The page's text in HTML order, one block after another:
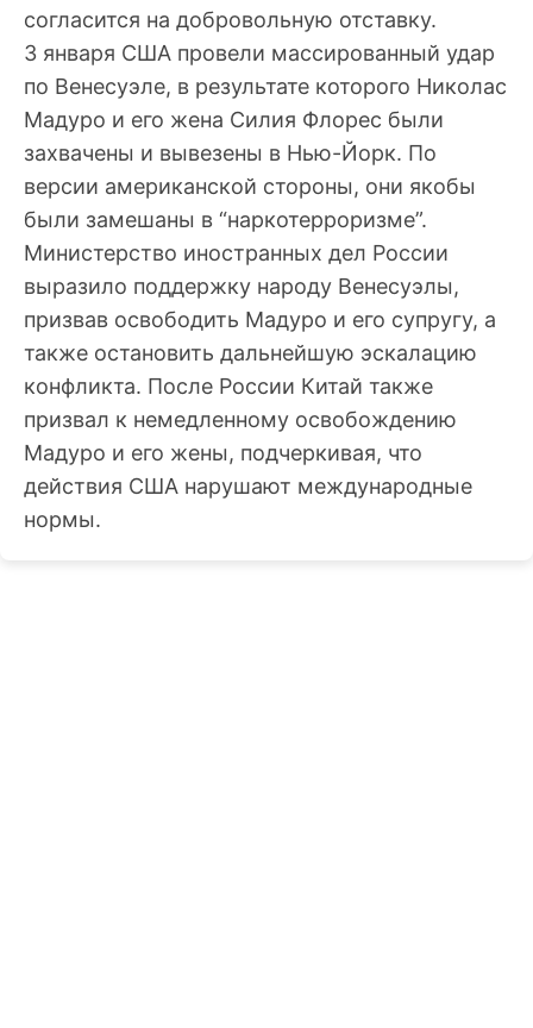
согласится на добровольную отставку.
3 января США провели массированный удар
по Венесуэле, в результате которого Николас
Мадуро и его жена Силия Флорес были
захвачены и вывезены в Нью-Йорк. По
версии американской стороны, они якобы
были замешаны в “наркотерроризме”.
Министерство иностранных дел России
выразило поддержку народу Венесуэлы,
призвав освободить Мадуро и его супругу, а
также остановить дальнейшую эскалацию
конфликта. После России Китай также
призвал к немедленному освобождению
Мадуро и его жены, подчеркивая, что
действия США нарушают международные
нормы.